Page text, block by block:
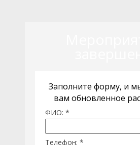
Заполните форму, и
вам обновленное
ФИО: *
Телефон: *